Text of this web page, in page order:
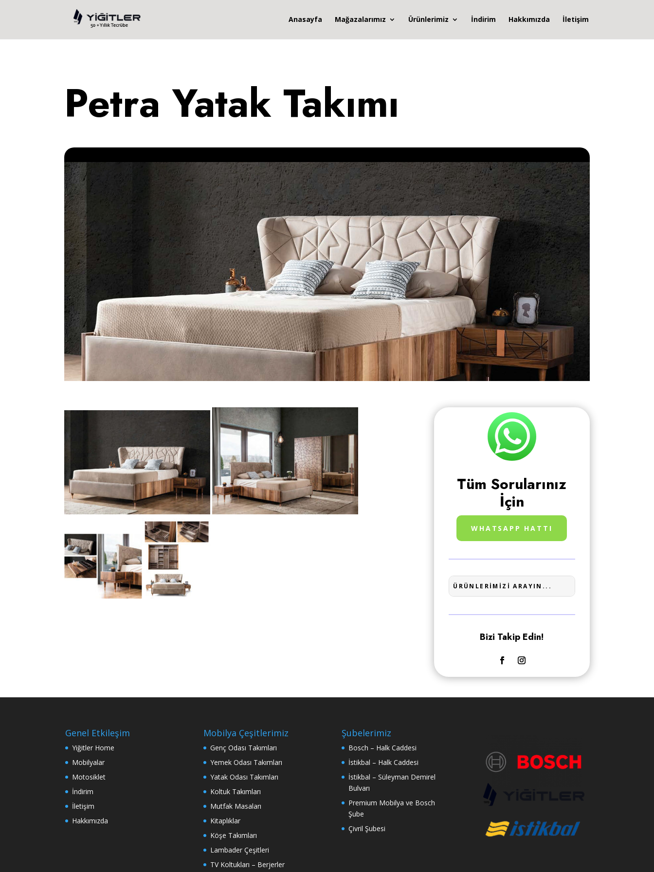
Anasayfa Mağazalarımız Ürünlerimiz İndirim Hakkımızda İletişim
Petra Yatak Takımı
Tüm Sorularınız
İçin
WHATSAPP HATTI
Bizi Takip Edin!
Genel Etkileşim
Yiğitler Home
Mobilyalar
Motosiklet
İndirim
İletişim
Hakkımızda
Mobilya Çeşitlerimiz
Genç Odası Takımları
Yemek Odası Takımları
Yatak Odası Takımları
Koltuk Takımları
Mutfak Masaları
Kitaplıklar
Köşe Takımları
Lambader Çeşitleri
TV Koltukları – Berjerler
Şubelerimiz
Bosch – Halk Caddesi
İstikbal – Halk Caddesi
İstikbal – Süleyman Demirel
Bulvarı
Premium Mobilya ve Bosch
Şube
Çivril Şubesi